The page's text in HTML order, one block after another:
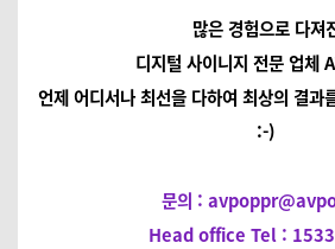
많은 경험으로 다져
디지털 사이니지 전문 업체
언제 어디서나 최선을 다하여 최상의 결과
:-)
문의 :
Head office Tel :